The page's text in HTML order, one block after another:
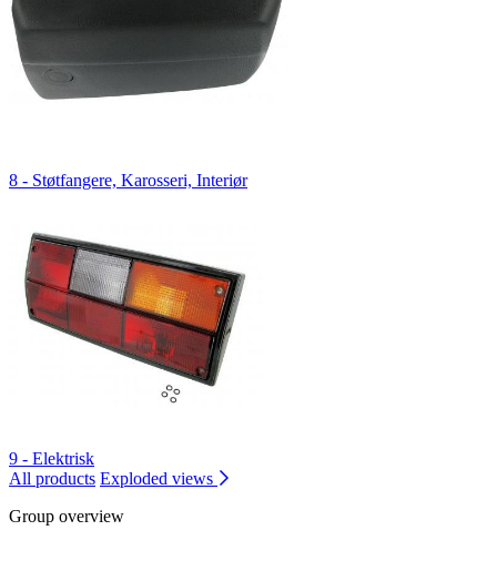
8 - Støtfangere, Karosseri, Interiør
9 - Elektrisk
All products Exploded views
Group overview